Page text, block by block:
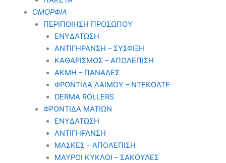
ΟΜΟΡΦΙΑ
ΠΕΡΙΠΟΙΗΣΗ ΠΡΟΣΩΠΟΥ
ΕΝΥΔΑΤΩΣΗ
ΑΝΤΙΓΗΡΑΝΣΗ – ΣΥΣΦΙΞΗ
ΚΑΘΑΡΙΣΜΟΣ – ΑΠΟΛΕΠΙΣΗ
ΑΚΜΗ – ΠΑΝΑΔΕΣ
ΦΡΟΝΤΙΔΑ ΛΑΙΜΟΥ – ΝΤΕΚΟΛΤΕ
DERMA ROLLERS
ΦΡΟΝΤΙΔΑ ΜΑΤΙΩΝ
ΕΝΥΔΑΤΩΣΗ
ΑΝΤΙΓΗΡΑΝΣΗ
ΜΑΣΚΕΣ – ΑΠΟΛΕΠΙΣΗ
ΜΑΥΡΟΙ ΚΥΚΛΟΙ – ΣΑΚΟΥΛΕΣ